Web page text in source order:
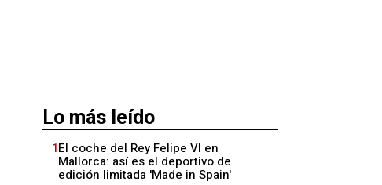
Lo más leído
1El coche del Rey Felipe VI en
Mallorca: así es el deportivo de
edición limitada 'Made in Spain'